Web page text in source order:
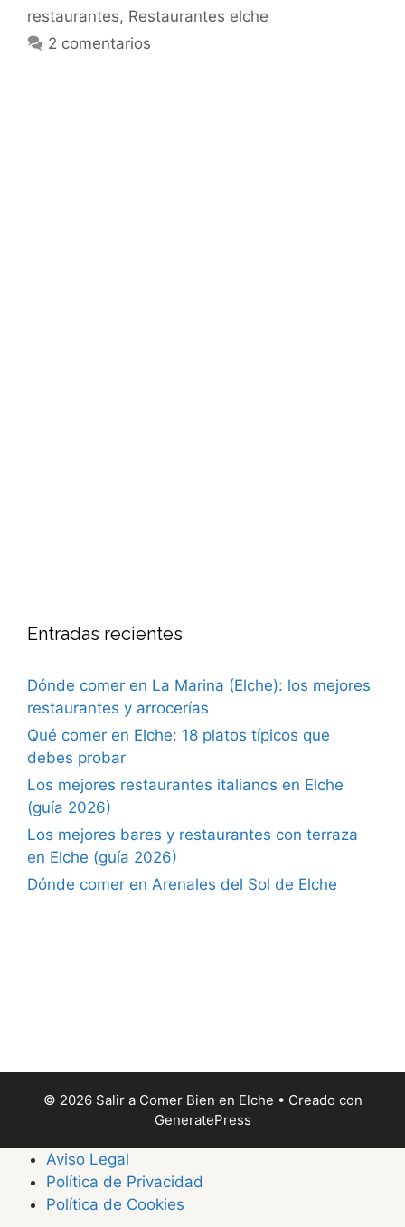
restaurantes, Restaurantes elche
2 comentarios
Entradas recientes
Dónde comer en La Marina (Elche): los mejores
restaurantes y arrocerías
Qué comer en Elche: 18 platos típicos que
debes probar
Los mejores restaurantes italianos en Elche
(guía 2026)
Los mejores bares y restaurantes con terraza
en Elche (guía 2026)
Dónde comer en Arenales del Sol de Elche
© 2026 Salir a Comer Bien en Elche • Creado con
GeneratePress
Aviso Legal
Política de Privacidad
Política de Cookies